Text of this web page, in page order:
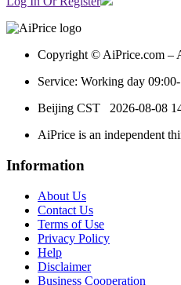
Copyright © AiPrice.com –
Service: Working day
Beijing CST 2026-08-08
AiPrice is an independent
Information
About Us
Contact Us
Terms of Use
Privacy Policy
Help
Disclaimer
Business Cooperation